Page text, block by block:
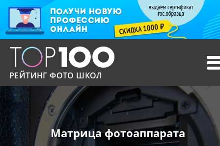
РЕЙТИНГ ФОТО ШКОЛ
Матрица фотоаппарата